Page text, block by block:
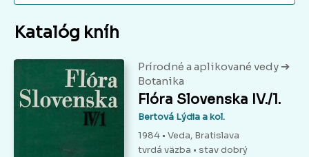
Katalóg kníh
Prírodné a aplikované vedy ➔
Botanika
Flóra Slovenska IV./1.
Bertová Lýdia a kol.
1984 • Veda, Bratislava
tvrdá väzba • stav dobrý